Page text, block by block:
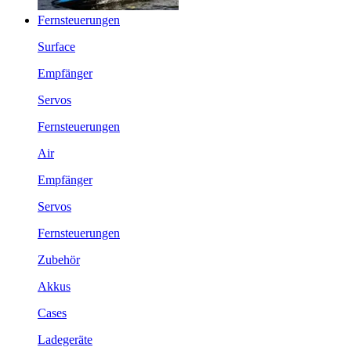
Fernsteuerungen
Surface
Empfänger
Servos
Fernsteuerungen
Air
Empfänger
Servos
Fernsteuerungen
Zubehör
Akkus
Cases
Ladegeräte